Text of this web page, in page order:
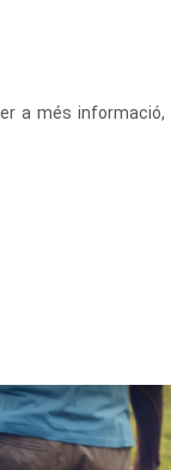
a més informació,